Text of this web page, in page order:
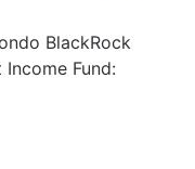
BlackRock
Fund: